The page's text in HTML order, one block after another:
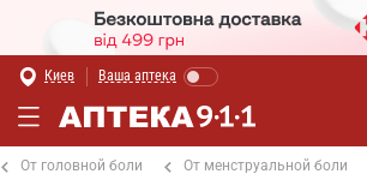
Киев Ваша аптека
От головной боли От менструальной боли